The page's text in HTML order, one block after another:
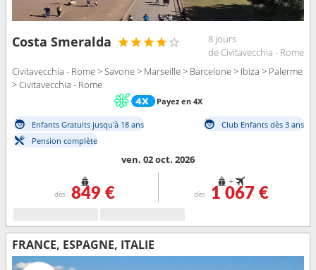
Costa Smeralda
8 jours
de Civitavecchia - Rome
Civitavecchia - Rome > Savone > Marseille > Barcelone > Ibiza > Palerme
> Civitavecchia - Rome
Payez en 4X
Enfants Gratuits jusqu'à 18 ans
Club Enfants dès 3 ans
Pension complète
ven. 02 oct. 2026
dès 849 €
+
dès 1 067 €
FRANCE, ESPAGNE, ITALIE